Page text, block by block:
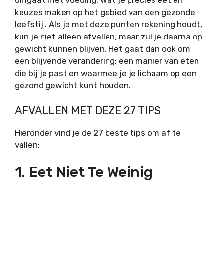
keuzes maken op het gebied van een gezonde
leefstijl. Als je met deze punten rekening houdt,
kun je niet alleen afvallen, maar zul je daarna op
gewicht kunnen blijven. Het gaat dan ook om
een blijvende verandering: een manier van eten
die bij je past en waarmee je je lichaam op een
gezond gewicht kunt houden.
AFVALLEN MET DEZE 27 TIPS
Hieronder vind je de 27 beste tips om af te
vallen:
1. Eet Niet Te Weinig